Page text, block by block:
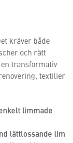
kräver både
och rätt
transformativ
textilier
limmade
lättlossande lim